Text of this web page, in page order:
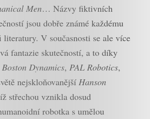
Men… Názvy fiktivních
jsou dobře známé každému
V současnosti se ale více
fantazie skutečností, a to díky
Boston Dynamics, PAL Robotics,
nejskloňovanější Hanson
střechou vznikla dosud
robotka s umělou